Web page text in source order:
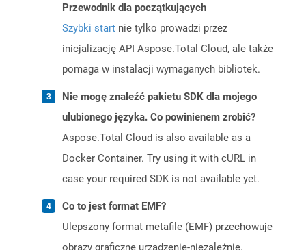
Przewodnik dla początkujących
Szybki start nie tylko prowadzi przez
inicjalizację API Aspose.Total Cloud, ale także
pomaga w instalacji wymaganych bibliotek.
Nie mogę znaleźć pakietu SDK dla mojego
ulubionego języka. Co powinienem zrobić?
Aspose.Total Cloud is also available as a
Docker Container. Try using it with cURL in
case your required SDK is not available yet.
Co to jest format EMF?
Ulepszony format metafile (EMF) przechowuje
obrazy graficzne urządzenie-niezależnie.